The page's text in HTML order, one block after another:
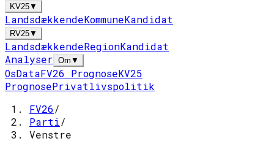
KV25▼
LandsdækkendeKommuneKandidat
RV25▼
LandsdækkendeRegionKandidat
Analyser Om ▼
OsDataFV26 PrognoseKV25
PrognosePrivatlivspolitik
FV26/
Parti/
Venstre